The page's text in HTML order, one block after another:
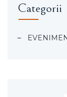
Categorii